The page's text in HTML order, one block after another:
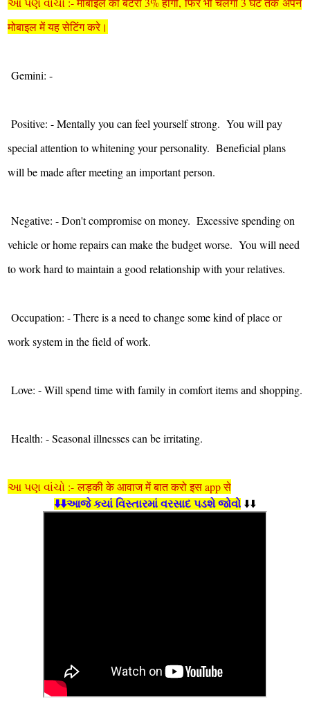
मोबाइल में यह सेटिंग करे।
Gemini: -
Positive: - Mentally you can feel yourself strong. You will pay
special attention to whitening your personality. Beneficial plans
will be made after meeting an important person.
Negative: - Don't compromise on money. Excessive spending on
vehicle or home repairs can make the budget worse. You will need
to work hard to maintain a good relationship with your relatives.
Occupation: - There is a need to change some kind of place or
work system in the field of work.
Love: - Will spend time with family in comfort items and shopping.
Health: - Seasonal illnesses can be irritating.
આ પણ વાંચો :- लड़की के आवाज में बात करो इस app से
⬇️⬇️આજે કયાં વિસ્તારમાં વરસાદ પડશે જોવો ⬇️⬇️